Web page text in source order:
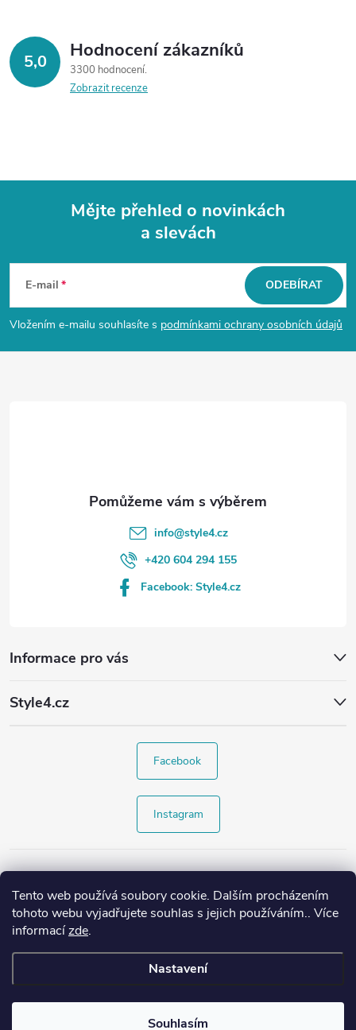
Tento web používá soubory cookie. Dalším procházením
tohoto webu vyjadřujete souhlas s jejich používáním.. Více
informacízde.
Nastavení
Souhlasím
5,0 Hodnocení zákazníků
3300 hodnocení
Zobrazit recenze
p
Mějte přehled o novinkách
a slevách
E-mail
Vložením e-mailu souhlasíte s podmínkami ochrany osobních údajů
ODEBÍRAT
Informace pro vás
Style4.cz
info@style4.cz
+420 604 294 155
Facebook: Style4.cz
Facebook
Instagram
Copyright 2026Style4.cz. Všechna práva vyhrazena.